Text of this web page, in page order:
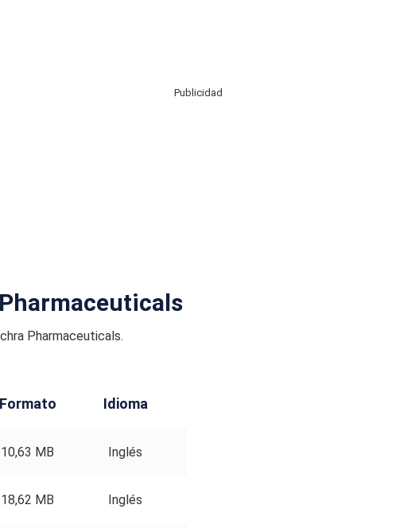
Publicidad
Pharmaceuticals.
Formato Idioma
10,63 MB Inglés
18,62 MB Inglés